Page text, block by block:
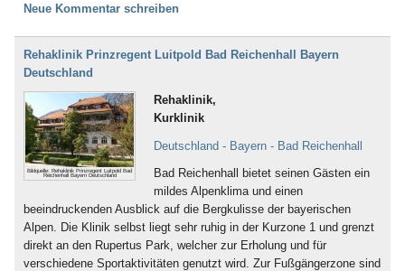
Neue Kommentar schreiben
Rehaklinik Prinzregent Luitpold Bad Reichenhall Bayern
Deutschland
Bildquelle: Rehaklinik Prinzregent Luitpold Bad
Reichenhall Bayern Deutschland
Rehaklinik,
Kurklinik
Deutschland - Bayern - Bad Reichenhall
Bad Reichenhall bietet seinen Gästen ein
mildes Alpenklima und einen
beeindruckenden Ausblick auf die Bergkulisse der bayerischen
Alpen. Die Klinik selbst liegt sehr ruhig in der Kurzone 1 und grenzt
direkt an den Rupertus Park, welcher zur Erholung und für
verschiedene Sportaktivitäten genutzt wird. Zur Fußgängerzone sind